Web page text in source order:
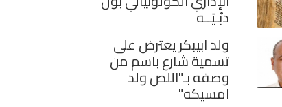
دبْـيَــه
ولد ابيبكر يعترض على
تسمية شارع باسم من
وصفه بـ"اللص ولد
امسيكه"